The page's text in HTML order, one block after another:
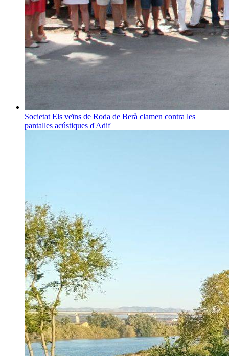
Societat Els veïns de Roda de Berà clamen contra les
pantalles acústiques d'Adif